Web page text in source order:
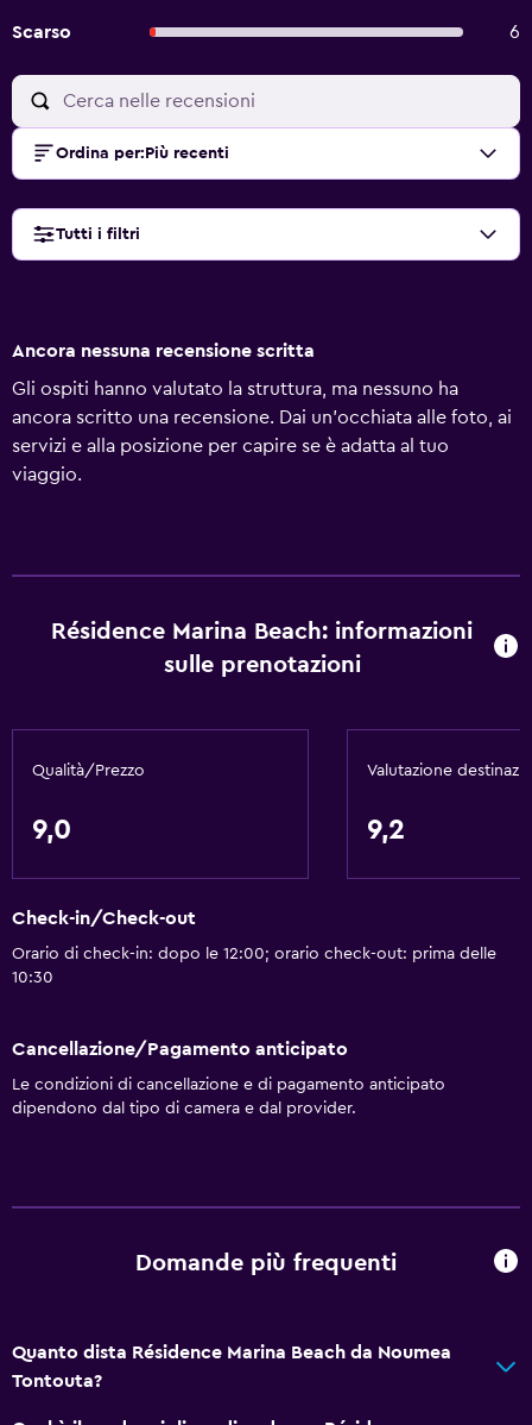
Scarso
6
Ordina per: Più recenti
Tutti i filtri
Ancora nessuna recensione scritta
Gli ospiti hanno valutato la struttura, ma nessuno ha
ancora scritto una recensione. Dai un'occhiata alle foto, ai
servizi e alla posizione per capire se è adatta al tuo
viaggio.
Résidence Marina Beach: informazioni
sulle prenotazioni
Qualità/Prezzo
9,0
Valutazione
9,2
Check-in/Check-out
Orario di check-in: dopo le 12:00; orario check-out: prima delle
10:30
Cancellazione/Pagamento anticipato
Le condizioni di cancellazione e di pagamento anticipato
dipendono dal tipo di camera e dal provider.
Domande più frequenti
Quanto dista Résidence Marina Beach da Noumea
Tontouta?